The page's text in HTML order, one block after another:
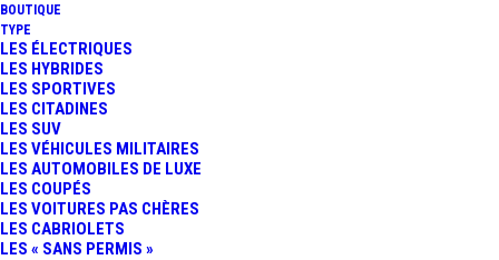
BOUTIQUE
TYPE
LES ÉLECTRIQUES
LES HYBRIDES
LES SPORTIVES
LES CITADINES
LES SUV
LES VÉHICULES MILITAIRES
LES AUTOMOBILES DE LUXE
LES COUPÉS
LES VOITURES PAS CHÈRES
LES CABRIOLETS
LES « SANS PERMIS »
TÉLÉPHONE AU VOLANT
: LA SUSPENSION
IMMÉDIATE DU PERMIS
DE CONDUIRE ACTÉE